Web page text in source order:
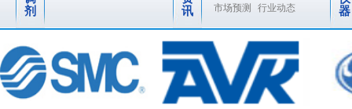
剂
讯
市场预测
行业动态
器